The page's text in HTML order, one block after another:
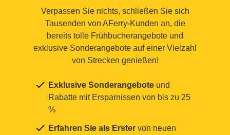
Verpassen Sie nichts, schließen Sie sich
Tausenden von AFerry-Kunden an, die
bereits tolle Frühbucherangebote und
exklusive Sonderangebote auf einer Vielzahl
von Strecken genießen!
Exklusive Sonderangebote und
Rabatte mit Ersparnissen von bis zu 25
%
Erfahren Sie als Erster von neuen